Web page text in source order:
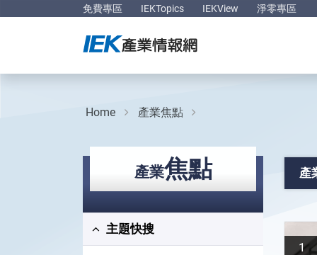
免費專區 IEKTopics IEKView 淨零專區
Home 產業焦點
產業焦點
主題快搜
產
1